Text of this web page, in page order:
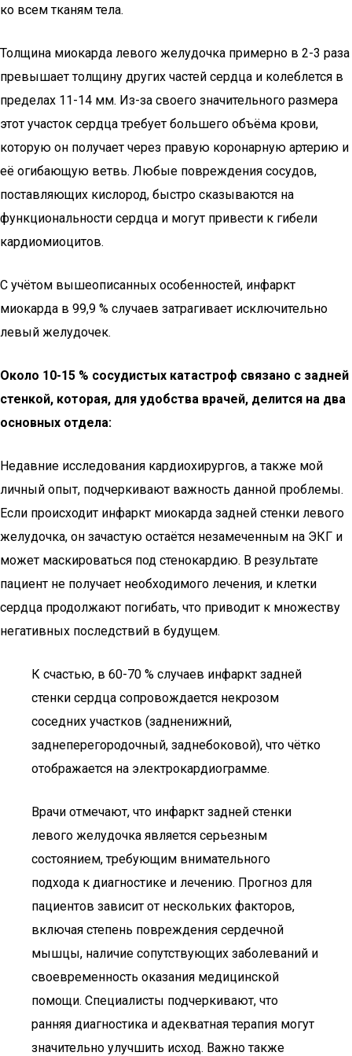
ко всем тканям тела.
Толщина миокарда левого желудочка примерно в 2-3 раза
превышает толщину других частей сердца и колеблется в
пределах 11-14 мм. Из-за своего значительного размера
этот участок сердца требует большего объёма крови,
которую он получает через правую коронарную артерию и
её огибающую ветвь. Любые повреждения сосудов,
поставляющих кислород, быстро сказываются на
функциональности сердца и могут привести к гибели
кардиомиоцитов.
С учётом вышеописанных особенностей, инфаркт
миокарда в 99,9 % случаев затрагивает исключительно
левый желудочек.
Около 10-15 % сосудистых катастроф связано с задней
стенкой, которая, для удобства врачей, делится на два
основных отдела:
Недавние исследования кардиохирургов, а также мой
личный опыт, подчеркивают важность данной проблемы.
Если происходит инфаркт миокарда задней стенки левого
желудочка, он зачастую остаётся незамеченным на ЭКГ и
может маскироваться под стенокардию. В результате
пациент не получает необходимого лечения, и клетки
сердца продолжают погибать, что приводит к множеству
негативных последствий в будущем.
К счастью, в 60-70 % случаев инфаркт задней
стенки сердца сопровождается некрозом
соседних участков (задненижний,
заднеперегородочный, заднебоковой), что чётко
отображается на электрокардиограмме.
Врачи отмечают, что инфаркт задней стенки
левого желудочка является серьезным
состоянием, требующим внимательного
подхода к диагностике и лечению. Прогноз для
пациентов зависит от нескольких факторов,
включая степень повреждения сердечной
мышцы, наличие сопутствующих заболеваний и
своевременность оказания медицинской
помощи. Специалисты подчеркивают, что
ранняя диагностика и адекватная терапия могут
значительно улучшить исход. Важно также